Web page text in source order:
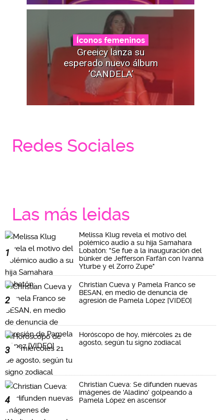
Íconos femeninos
Greeicy lanza su
esperado nuevo álbum
‘CANDELA’
Redes Sociales
Las más leidas
1
Melissa Klug revela el motivo del
polémico audio a su hija Samahara
Lobatón: "Se fue a la inauguración del
búnker de Jefferson Farfán con Ivanna
Yturbe y el Zorro Zupe"
2
Christian Cueva y Pamela Franco se
BESAN, en medio de denuncia de
agresión de Pamela López [VIDEO]
3
Horóscopo de hoy, miércoles 21 de
agosto, según tu signo zodiacal
4
Christian Cueva: Se difunden nuevas
imágenes de 'Aladino' golpeando a
Pamela López en ascensor